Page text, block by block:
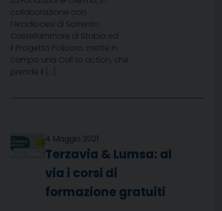
collaborazione con
l’Arcidiocesi di Sorrento
Castellammare di Stabia ed
il Progetto Policoro, mette in
campo una Call to action, che
prende il […]
4 Maggio 2021
Terzavia & Lumsa: al
via i corsi di
formazione gratuiti